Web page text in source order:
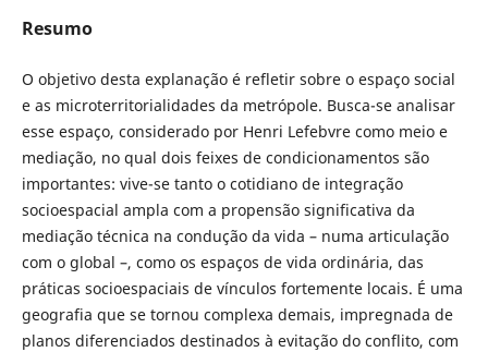
Resumo
O objetivo desta explanação é refletir sobre o espaço social
e as microterritorialidades da metrópole. Busca-se analisar
esse espaço, considerado por Henri Lefebvre como meio e
mediação, no qual dois feixes de condicionamentos são
importantes: vive-se tanto o cotidiano de integração
socioespacial ampla com a propensão significativa da
mediação técnica na condução da vida – numa articulação
com o global –, como os espaços de vida ordinária, das
práticas socioespaciais de vínculos fortemente locais. É uma
geografia que se tornou complexa demais, impregnada de
planos diferenciados destinados à evitação do conflito, com